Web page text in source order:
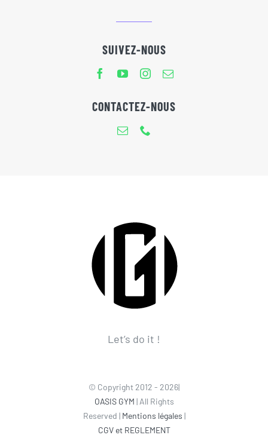
SUIVEZ-NOUS
CONTACTEZ-NOUS
Let’s do it !
© Copyright 2012 - 2026|
OASIS GYM | All Rights
Reserved | Mentions légales |
CGV et REGLEMENT